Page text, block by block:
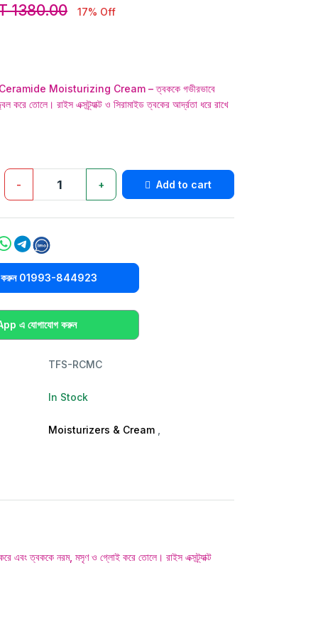
1380.00 17% Off
Moisturizing Cream – ত্বককে গভীরভাবে
করে তোলে। রাইস এক্সট্র্যাক্ট ও সিরামাইড ত্বকের আর্দ্রতা ধরে রাখে
- + Add to cart
করুন 01993-844923
এ যোগাযোগ করুন
TFS-RCMC
In Stock
Moisturizers & Cream
ত্বককে নরম, মসৃণ ও গ্লোই করে তোলে। রাইস এক্সট্র্যাক্ট